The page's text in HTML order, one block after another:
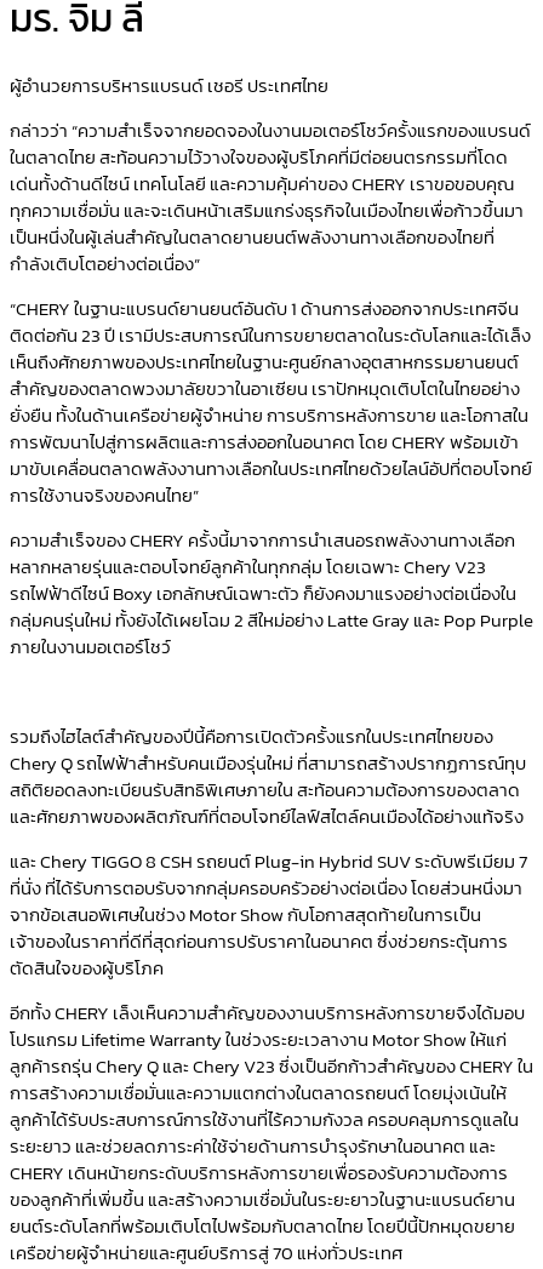
มร. จิม ลี
ผู้อำนวยการบริหารแบรนด์ เชอรี ประเทศไทย
กล่าวว่า “ความสำเร็จจากยอดจองในงานมอเตอร์โชว์ครั้งแรกของแบรนด์
ในตลาดไทย สะท้อนความไว้วางใจของผู้บริโภคที่มีต่อยนตรกรรมที่โดด
เด่นทั้งด้านดีไซน์ เทคโนโลยี และความคุ้มค่าของ CHERY เราขอขอบคุณ
ทุกความเชื่อมั่น และจะเดินหน้าเสริมแกร่งธุรกิจในเมืองไทยเพื่อก้าวขึ้นมา
เป็นหนึ่งในผู้เล่นสำคัญในตลาดยานยนต์พลังงานทางเลือกของไทยที่
กำลังเติบโตอย่างต่อเนื่อง”
“CHERY ในฐานะแบรนด์ยานยนต์อันดับ 1 ด้านการส่งออกจากประเทศจีน
ติดต่อกัน 23 ปี เรามีประสบการณ์ในการขยายตลาดในระดับโลกและได้เล็ง
เห็นถึงศักยภาพของประเทศไทยในฐานะศูนย์กลางอุตสาหกรรมยานยนต์
สำคัญของตลาดพวงมาลัยขวาในอาเซียน เราปักหมุดเติบโตในไทยอย่าง
ยั่งยืน ทั้งในด้านเครือข่ายผู้จำหน่าย การบริการหลังการขาย และโอกาสใน
การพัฒนาไปสู่การผลิตและการส่งออกในอนาคต โดย CHERY พร้อมเข้า
มาขับเคลื่อนตลาดพลังงานทางเลือกในประเทศไทยด้วยไลน์อัปที่ตอบโจทย์
การใช้งานจริงของคนไทย”
ความสำเร็จของ CHERY ครั้งนี้มาจากการนำเสนอรถพลังงานทางเลือก
หลากหลายรุ่นและตอบโจทย์ลูกค้าในทุกกลุ่ม โดยเฉพาะ Chery V23
รถไฟฟ้าดีไซน์ Boxy เอกลักษณ์เฉพาะตัว ก็ยังคงมาแรงอย่างต่อเนื่องใน
กลุ่มคนรุ่นใหม่ ทั้งยังได้เผยโฉม 2 สีใหม่อย่าง Latte Gray และ Pop Purple
ภายในงานมอเตอร์โชว์
รวมถึงไฮไลต์สำคัญของปีนี้คือการเปิดตัวครั้งแรกในประเทศไทยของ
Chery Q รถไฟฟ้าสำหรับคนเมืองรุ่นใหม่ ที่สามารถสร้างปรากฏการณ์ทุบ
สถิติยอดลงทะเบียนรับสิทธิพิเศษภายใน สะท้อนความต้องการของตลาด
และศักยภาพของผลิตภัณฑ์ที่ตอบโจทย์ไลฟ์สไตล์คนเมืองได้อย่างแท้จริง
และ Chery TIGGO 8 CSH รถยนต์ Plug-in Hybrid SUV ระดับพรีเมียม 7
ที่นั่ง ที่ได้รับการตอบรับจากกลุ่มครอบครัวอย่างต่อเนื่อง โดยส่วนหนึ่งมา
จากข้อเสนอพิเศษในช่วง Motor Show กับโอกาสสุดท้ายในการเป็น
เจ้าของในราคาที่ดีที่สุดก่อนการปรับราคาในอนาคต ซึ่งช่วยกระตุ้นการ
ตัดสินใจของผู้บริโภค
อีกทั้ง CHERY เล็งเห็นความสำคัญของงานบริการหลังการขายจึงได้มอบ
โปรแกรม Lifetime Warranty ในช่วงระยะเวลางาน Motor Show ให้แก่
ลูกค้ารถรุ่น Chery Q และ Chery V23 ซึ่งเป็นอีกก้าวสำคัญของ CHERY ใน
การสร้างความเชื่อมั่นและความแตกต่างในตลาดรถยนต์ โดยมุ่งเน้นให้
ลูกค้าได้รับประสบการณ์การใช้งานที่ไร้ความกังวล ครอบคลุมการดูแลใน
ระยะยาว และช่วยลดภาระค่าใช้จ่ายด้านการบำรุงรักษาในอนาคต และ
CHERY เดินหน้ายกระดับบริการหลังการขายเพื่อรองรับความต้องการ
ของลูกค้าที่เพิ่มขึ้น และสร้างความเชื่อมั่นในระยะยาวในฐานะแบรนด์ยาน
ยนต์ระดับโลกที่พร้อมเติบโตไปพร้อมกับตลาดไทย โดยปีนี้ปักหมุดขยาย
เครือข่ายผู้จำหน่ายและศูนย์บริการสู่ 70 แห่งทั่วประเทศ